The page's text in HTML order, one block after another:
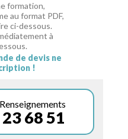
formation,
au format PDF,
ci-dessous.
à
de devis ne
!
68 51